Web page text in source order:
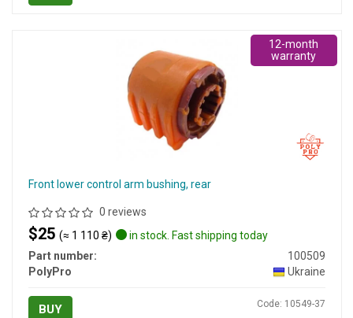
Front lower control arm bushing, rear
0 reviews
$25 (≈ 1 110 ₴)
in stock. Fast shipping today
Part number:
100509
PolyPro
Ukraine
BUY Code: 10549-37
12-month
warranty